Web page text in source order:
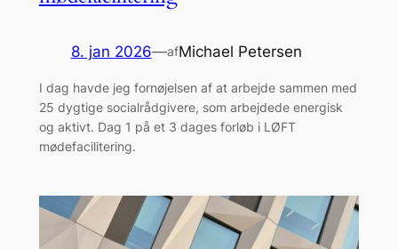
8. jan 2026—afMichael Petersen
I dag havde jeg fornøjelsen af at arbejde sammen med
25 dygtige socialrådgivere, som arbejdede energisk
og aktivt. Dag 1 på et 3 dages forløb i LØFT
mødefacilitering.